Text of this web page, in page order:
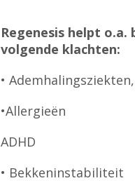
Regenesis helpt o.a.
volgende klachten:
•
•Allergieën
ADHD
• Bekkeninstabiliteit